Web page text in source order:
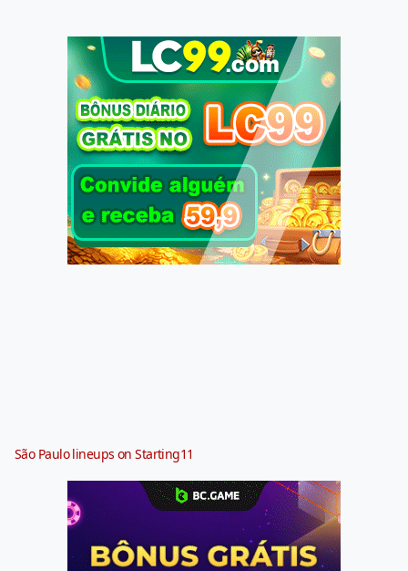
São Paulo lineups on Starting11